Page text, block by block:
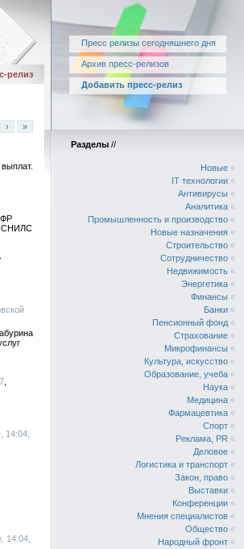
Пресс релизы сегодняшнего дня
Архив пресс-релизов
Добавить пресс-релиз
релиз
› »
СНИЛС
14:04,
14:04,
Разделы //
Новые «
IT технологии «
Антивирусы «
Аналитика «
Промышленность и производство «
Новые назначения «
Строительство «
Сотрудничество «
Недвижимость «
Энергетика «
Финансы «
Банки «
Пенсионный фонд «
Страхование «
Микрофинансы «
Культура, искусство «
Образование, учеба «
Наука «
Медицина «
Фармацевтика «
Спорт «
Реклама, PR «
Деловое «
Логистика и транспорт «
Закон, право «
Выставки «
Конференции «
Мнения специалистов «
Общество «
Народный фронт «